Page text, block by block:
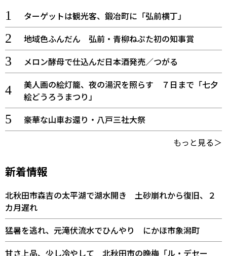
ターゲットは観光客、鍛冶町に「弘前横丁」
地域色ふんだん 弘前・青柳ねぷた初の知事賞
メロン酵母で仕込んだ日本酒発売／つがる
美人画の絵灯籠、夜の湯沢を照らす ７日まで「七夕
絵どうろうまつり」
豪華な山車お還り・八戸三社大祭
もっと見る＞
新着情報
北秋田市森吉の太平湖で湖水開き 土砂崩れから復旧、２
カ月遅れ
猛暑を逃れ、元滝伏流水でひんやり にかほ市象潟町
甘さ上品、少し冷やして 北秋田市の晩梅「ル・デセー